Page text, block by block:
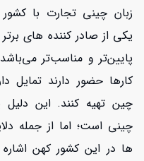
زبان چینی تجارت با
یکی از صادر کننده های
پایین‌تر و مناسب‌تر
کارها حضور دارند تمایل
چین تهیه کنند. این دلیل
چینی است؛ اما از جمله
ها در این کشور کهن